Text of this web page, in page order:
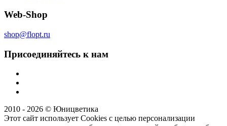
Web-Shop
shop@flopt.ru
Присоединяйтесь к нам
2010 - 2026 © Юницветика
Этот сайт использует Cookies с целью персонализации